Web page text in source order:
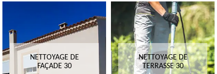
NETTOYAGE DE
FAÇADE 30
NETTOYAGE DE
TERRASSE 30